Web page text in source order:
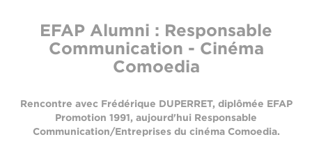
EFAP Alumni : Responsable
Communication - Cinéma
Comoedia
Rencontre avec Frédérique DUPERRET, diplômée EFAP
Promotion 1991, aujourd'hui Responsable
Communication/Entreprises du cinéma Comoedia.